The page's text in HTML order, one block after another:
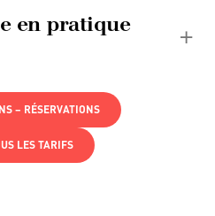
en pratique
– RÉSERVATIONS
LES TARIFS